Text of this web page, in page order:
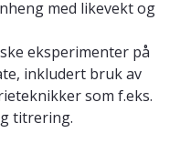
med likevekt og
eksperimenter på
inkludert bruk av
som f.eks.
titrering.